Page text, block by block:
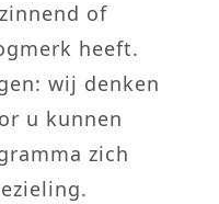
of
heeft.
wij denken
u kunnen
zich